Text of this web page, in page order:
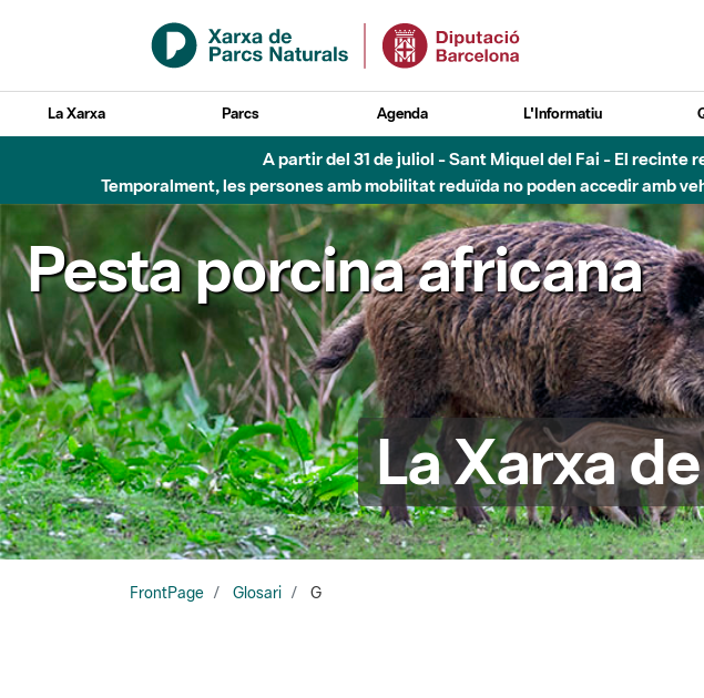
Salta al contingut principal
La Xarxa Parcs Agenda L'Informatiu
A partir del 31 de juliol - Sant Miquel del Fai - El
Temporalment, les persones amb mobilitat reduïda no poden accedir amb
Pesta porcina africana
La Xarxa
FrontPage Glosari G